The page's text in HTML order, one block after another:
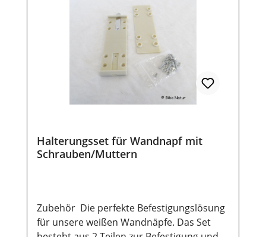
Halterungsset für Wandnapf mit
Schrauben/Muttern
Zubehör Die perfekte Befestigungslösung
für unsere weißen Wandnäpfe. Das Set